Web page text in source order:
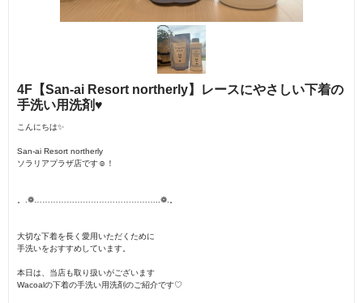
4F【San-ai Resort northerly】レースにやさしい下着の
手洗い用洗剤♥
こんにちは✨
San-ai Resort northerly
ソラリアプラザ店です☺︎！
。.❁………………………………………..❁.。
大切な下着を長く愛用いただくために
手洗いをおすすめしています。
本日は、当店も取り扱いがございます
Wacoalの下着の手洗い用洗剤のご紹介です♡